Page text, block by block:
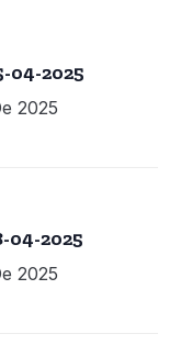
04-2025
2025
04-2025
2025